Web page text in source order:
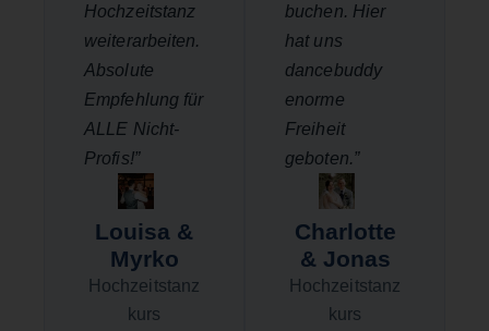
Hochzeitstanz
weiterarbeiten.
Absolute
Empfehlung für
ALLE Nicht-
Profis!”
Louisa &
Myrko
Hochzeitstanz
kurs
buchen. Hier
hat uns
dancebuddy
enorme
Freiheit
geboten.”
Charlotte
& Jonas
Hochzeitstanz
kurs